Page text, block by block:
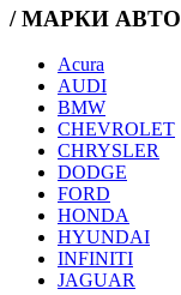
/ МАРКИ АВТО
Acura
AUDI
BMW
CHEVROLET
CHRYSLER
DODGE
FORD
HONDA
HYUNDAI
INFINITI
JAGUAR